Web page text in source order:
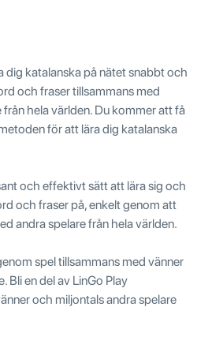
dig katalanska på nätet snabbt och
och fraser tillsammans med
från hela världen. Du kommer att få
för att lära dig katalanska
och effektivt sätt att lära sig och
och fraser på, enkelt genom att
andra spelare från hela världen.
spel tillsammans med vänner
Bli en del av LinGo Play
och miljontals andra spelare